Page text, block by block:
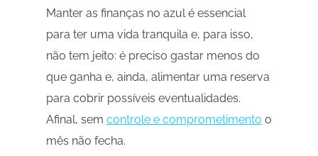
Manter as finanças no azul é essencial
para ter uma vida tranquila e, para isso,
não tem jeito: é preciso gastar menos do
que ganha e, ainda, alimentar uma reserva
para cobrir possíveis eventualidades.
Afinal, sem controle e comprometimento o
mês não fecha.